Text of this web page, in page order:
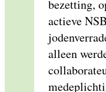
bezetting,
actieve
alleen